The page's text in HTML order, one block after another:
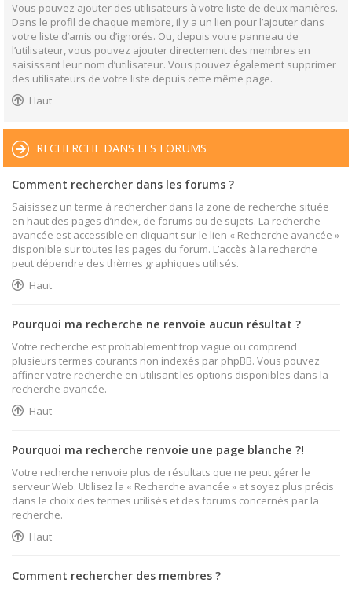
Vous pouvez ajouter des utilisateurs à votre liste de deux manières.
Dans le profil de chaque membre, il y a un lien pour l’ajouter dans
votre liste d’amis ou d’ignorés. Ou, depuis votre panneau de
l’utilisateur, vous pouvez ajouter directement des membres en
saisissant leur nom d’utilisateur. Vous pouvez également supprimer
des utilisateurs de votre liste depuis cette même page.
Haut
RECHERCHE DANS LES FORUMS
Comment rechercher dans les forums ?
Saisissez un terme à rechercher dans la zone de recherche située
en haut des pages d’index, de forums ou de sujets. La recherche
avancée est accessible en cliquant sur le lien « Recherche avancée »
disponible sur toutes les pages du forum. L’accès à la recherche
peut dépendre des thèmes graphiques utilisés.
Haut
Pourquoi ma recherche ne renvoie aucun résultat ?
Votre recherche est probablement trop vague ou comprend
plusieurs termes courants non indexés par phpBB. Vous pouvez
affiner votre recherche en utilisant les options disponibles dans la
recherche avancée.
Haut
Pourquoi ma recherche renvoie une page blanche ?!
Votre recherche renvoie plus de résultats que ne peut gérer le
serveur Web. Utilisez la « Recherche avancée » et soyez plus précis
dans le choix des termes utilisés et des forums concernés par la
recherche.
Haut
Comment rechercher des membres ?